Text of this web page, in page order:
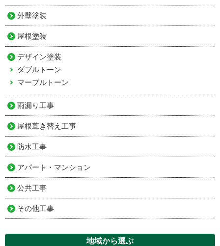
外壁塗装
屋根塗装
デザイン塗装
ダブルトーン
マーブルトーン
雨漏り工事
屋根葺き替え工事
防水工事
アパート・マンション
公共工事
その他工事
地域から選ぶ